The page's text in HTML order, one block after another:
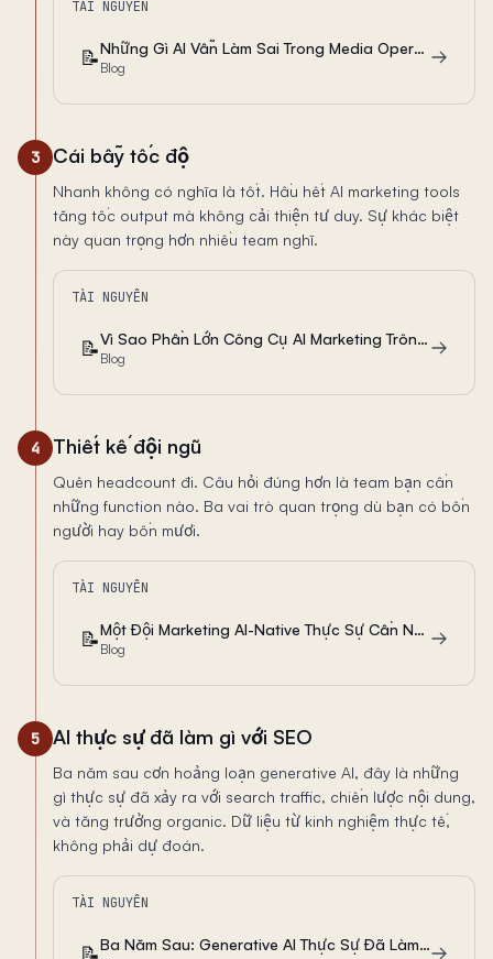
TÀI NGUYÊN
📝 Những Gì AI Vẫn Làm Sai Trong Media Operations Khi Thiếu Judgment Của Người Có Kinh Nghiệm
Blog
3 Cái bẫy tốc độ
Nhanh không có nghĩa là tốt. Hầu hết AI marketing tools
tăng tốc output mà không cải thiện tư duy. Sự khác biệt
này quan trọng hơn nhiều team nghĩ.
TÀI NGUYÊN
📝 Vì Sao Phần Lớn Công Cụ AI Marketing Trông Nhanh Nhưng Lại Làm Yếu Khả Năng Phán Đoán Của Team
Blog
4 Thiết kế đội ngũ
Quên headcount đi. Câu hỏi đúng hơn là team bạn cần
những function nào. Ba vai trò quan trọng dù bạn có bốn
người hay bốn mươi.
TÀI NGUYÊN
📝 Một Đội Marketing AI-Native Thực Sự Cần Những Vai Trò Gì Trong 2026
Blog
5 AI thực sự đã làm gì với SEO
Ba năm sau cơn hoảng loạn generative AI, đây là những
gì thực sự đã xảy ra với search traffic, chiến lược nội dung,
và tăng trưởng organic. Dữ liệu từ kinh nghiệm thực tế,
không phải dự đoán.
TÀI NGUYÊN
📝 Ba Năm Sau: Generative AI Thực Sự Đã Làm Gì Với SEO